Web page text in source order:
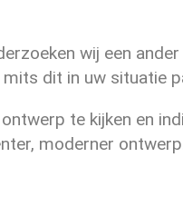
wij een
dit in uw situatie
te kijken en
moderner